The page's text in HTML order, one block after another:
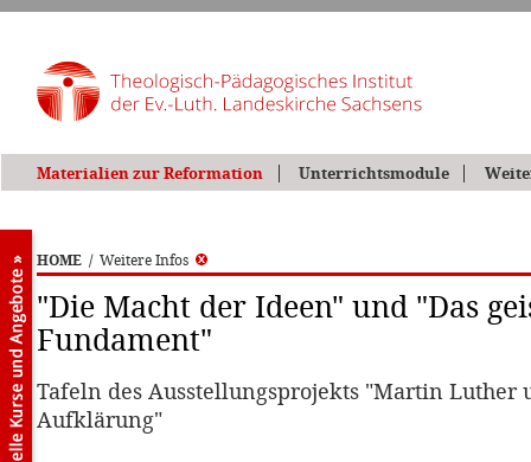
Materialien zur Reformation Unterrichtsmodule
HOME / Weitere Infos
"Die Macht der Ideen" und "Das
Fundament"
Tafeln des Ausstellungsprojekts "Martin Luther
Aufklärung"